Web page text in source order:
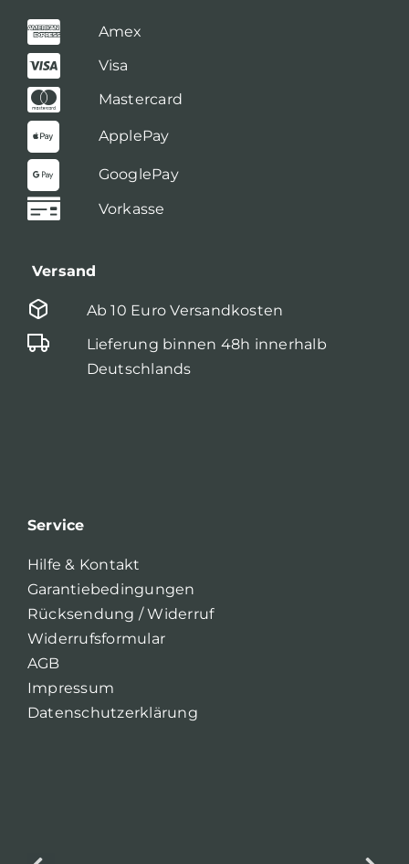
Amex
Visa
Mastercard
ApplePay
GooglePay
Vorkasse
Versand
Ab 10 Euro Versandkosten
Lieferung binnen 48h innerhalb
Deutschlands
Service
Hilfe & Kontakt
Garantiebedingungen
Rücksendung / Widerruf
Widerrufsformular
AGB
Impressum
Datenschutzerklärung